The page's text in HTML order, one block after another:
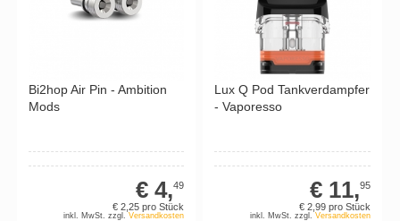
Bi2hop Air Pin - Ambition
Mods
€ 4,49
€ 2,25 pro Stück
inkl. MwSt. zzgl.Versandkosten
Lux Q Pod Tankverdampfer
- Vaporesso
€ 11,95
€ 2, 99 pro Stück
inkl. MwSt. zzgl. Versandkosten